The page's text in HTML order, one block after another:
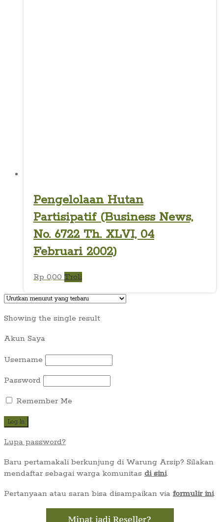
Pengelolaan Hutan
Partisipatif (Business News,
No. 6722 Th. XLVI, 04
Februari 2002)
Rp0,00 Troli
Showing the single result
Akun Saya
Username
Password
Remember Me
Lupa password?
Baru pertamakali berkunjung di Warung Arsip? Silakan
mendaftar sebagai warga komunitas di sini.
Pertanyaan atau saran bisa disampaikan via formulir ini.